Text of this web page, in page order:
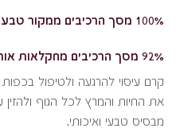
100% מסך הרכיבים ממקור טבעי
92% מסך הרכיבים מחקלאות אורגנית
קרם עיסוי להרגעה ולטיפול בכפות
מבסיס טבעי ואיכותי.